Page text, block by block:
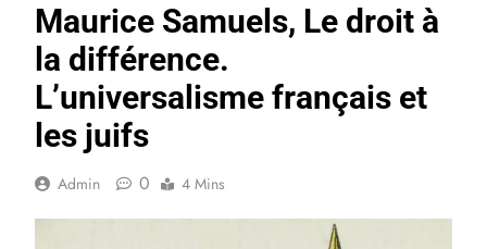
Maurice Samuels, Le droit à
la différence.
L’universalisme français et
les juifs
Admin 0 4 Mins